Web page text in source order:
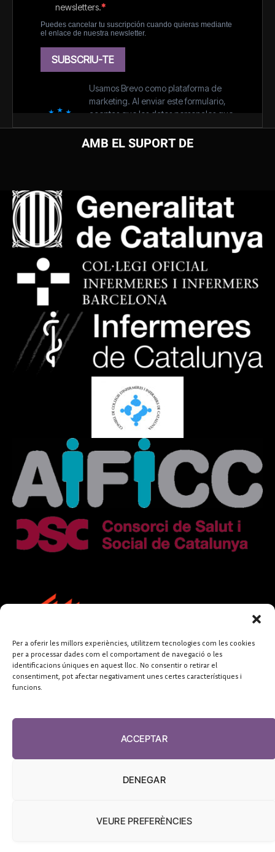
Per a oferir les millors experiències, utilitzem tecnologies com les cookies
per a processar dades com el comportament de navegació o les
identificacions úniques en aquest lloc. No consentir o retirar el
consentiment, pot afectar negativament unes certes característiques i
funcions.
ACCEPTAR
DENEGAR
VEURE PREFERÈNCIES
AMB EL SUPORT DE
FUNDACIÓ